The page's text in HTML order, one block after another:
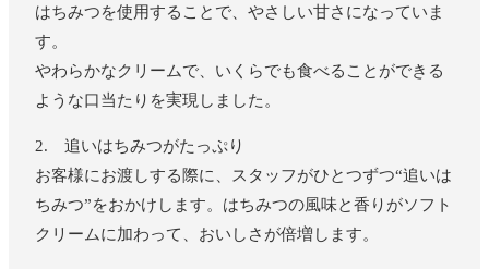
はちみつを使用することで、やさしい甘さになっていま
す。
やわらかなクリームで、いくらでも食べることができる
ような口当たりを実現しました。
2. 追いはちみつがたっぷり
お客様にお渡しする際に、スタッフがひとつずつ“追いは
ちみつ”をおかけします。はちみつの風味と香りがソフト
クリームに加わって、おいしさが倍増します。